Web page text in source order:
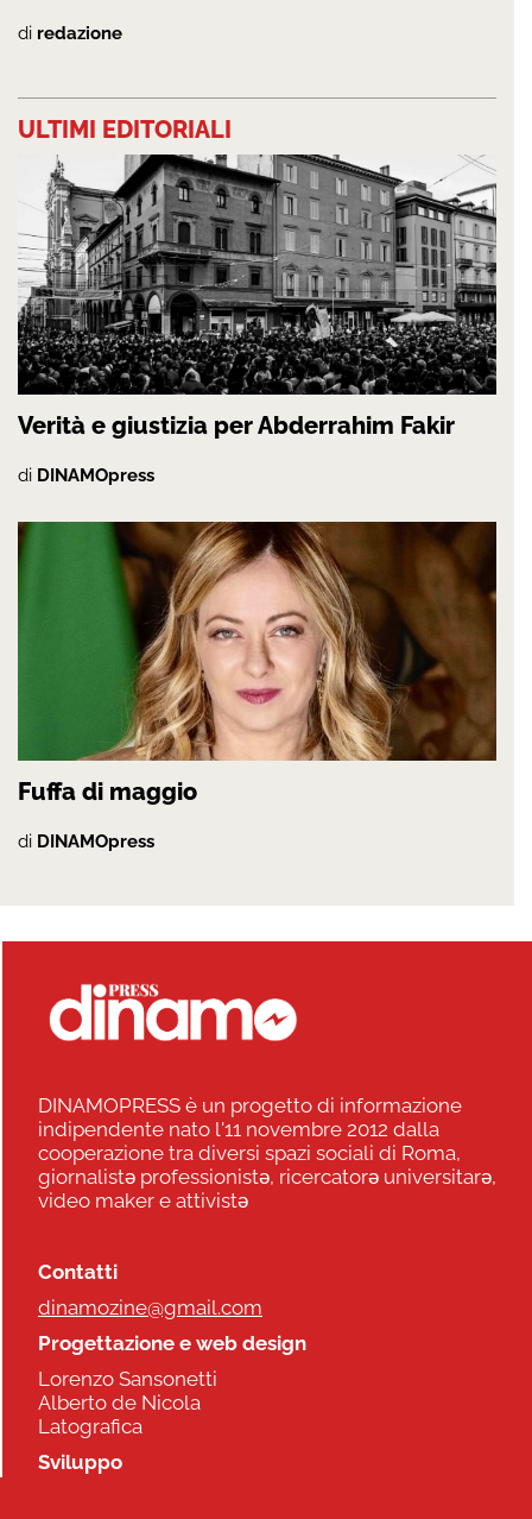
di redazione
ULTIMI EDITORIALI
Verità e giustizia per Abderrahim Fakir
di DINAMOpress
Fuffa di maggio
di DINAMOpress
DINAMOPRESS è un progetto di informazione
indipendente nato l'11 novembre 2012 dalla
cooperazione tra diversi spazi sociali di Roma,
giornalistə professionistə, ricercatorə universitarə,
video maker e attivistə
Contatti
dinamozine@gmail.com
Progettazione e web design
Lorenzo Sansonetti
Alberto de Nicola
Latografica
Sviluppo